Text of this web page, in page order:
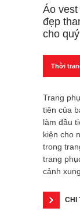
Áo
đẹp
cho
Thời
Trang
tiên của
làm đầu
kiện cho
trong
trang
cảnh
CHI